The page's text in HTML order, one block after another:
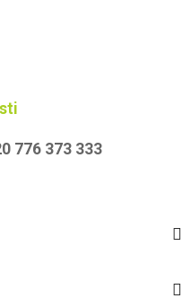
776 373 333